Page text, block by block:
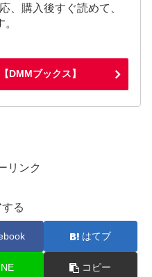
、購入後すぐ読めて、
DMMブックス】
リンク
る
はてブ
コピー